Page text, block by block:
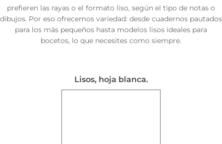
prefieren las rayas o el formato liso, según el tipo de notas o
dibujos. Por eso ofrecemos variedad: desde cuadernos pautados
para los más pequeños hasta modelos lisos ideales para
bocetos, lo que necesites como siempre.
Lisos, hoja blanca.